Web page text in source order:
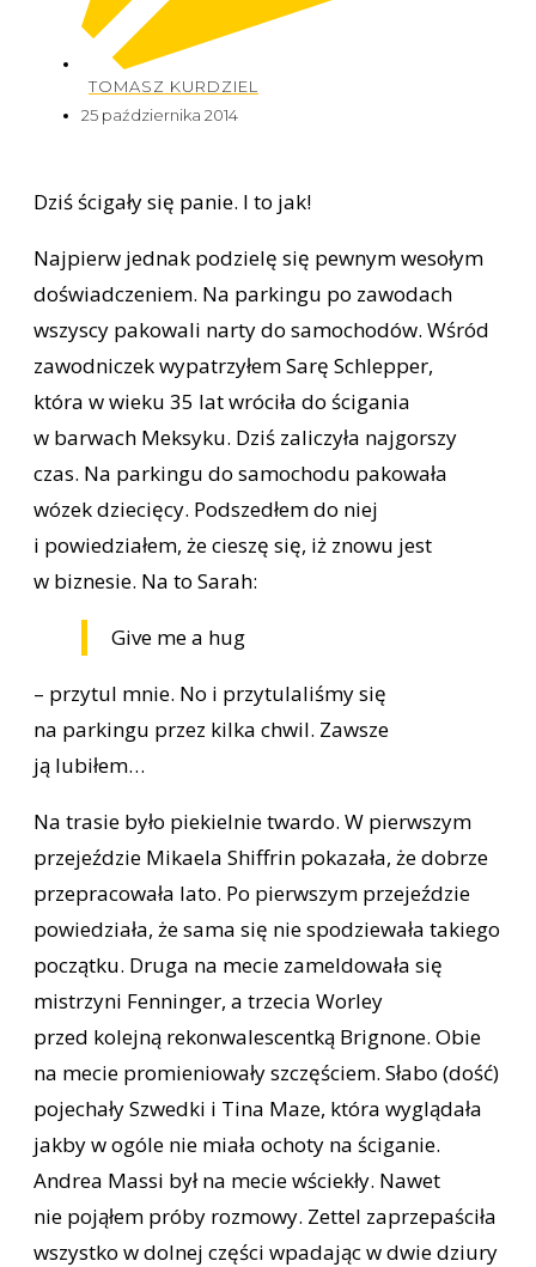
TOMASZ KURDZIEL
25 października 2014
Dziś ścigały się panie. I to jak!
Najpierw jednak podzielę się pewnym wesołym
doświadczeniem. Na parkingu po zawodach
wszyscy pakowali narty do samochodów. Wśród
zawodniczek wypatrzyłem Sarę Schlepper,
która w wieku 35 lat wróciła do ścigania
w barwach Meksyku. Dziś zaliczyła najgorszy
czas. Na parkingu do samochodu pakowała
wózek dziecięcy. Podszedłem do niej
i powiedziałem, że cieszę się, iż znowu jest
w biznesie. Na to Sarah:
Give me a hug
– przytul mnie. No i przytulaliśmy się
na parkingu przez kilka chwil. Zawsze
ją lubiłem…
Na trasie było piekielnie twardo. W pierwszym
przejeździe Mikaela Shiffrin pokazała, że dobrze
przepracowała lato. Po pierwszym przejeździe
powiedziała, że sama się nie spodziewała takiego
początku. Druga na mecie zameldowała się
mistrzyni Fenninger, a trzecia Worley
przed kolejną rekonwalescentką Brignone. Obie
na mecie promieniowały szczęściem. Słabo (dość)
pojechały Szwedki i Tina Maze, która wyglądała
jakby w ogóle nie miała ochoty na ściganie.
Andrea Massi był na mecie wściekły. Nawet
nie pojąłem próby rozmowy. Zettel zaprzepaściła
wszystko w dolnej części wpadając w dwie dziury